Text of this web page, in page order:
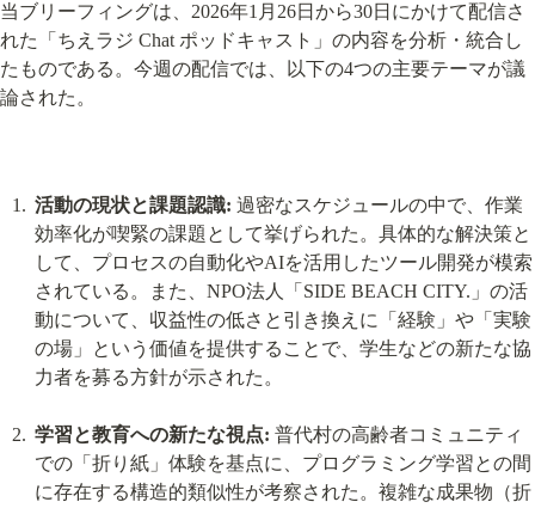
当ブリーフィングは、2026年1月26日から30日にかけて配信さ
れた「ちえラジ Chat ポッドキャスト」の内容を分析・統合し
たものである。今週の配信では、以下の4つの主要テーマが議
論された。
活動の現状と課題認識: 過密なスケジュールの中で、作業
効率化が喫緊の課題として挙げられた。具体的な解決策と
して、プロセスの自動化やAIを活用したツール開発が模索
されている。また、NPO法人「SIDE BEACH CITY.」の活
動について、収益性の低さと引き換えに「経験」や「実験
の場」という価値を提供することで、学生などの新たな協
力者を募る方針が示された。
学習と教育への新たな視点: 普代村の高齢者コミュニティ
での「折り紙」体験を基点に、プログラミング学習との間
に存在する構造的類似性が考察された。複雑な成果物（折